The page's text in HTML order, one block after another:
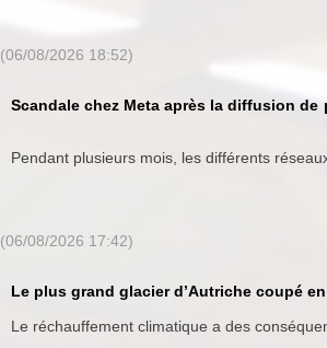
(06/08/2026 18:52)
Scandale chez Meta après la diffusion
Pendant plusieurs mois, les différents
(06/08/2026 17:42)
Le plus grand glacier d’Autriche coupé
Le réchauffement climatique a des